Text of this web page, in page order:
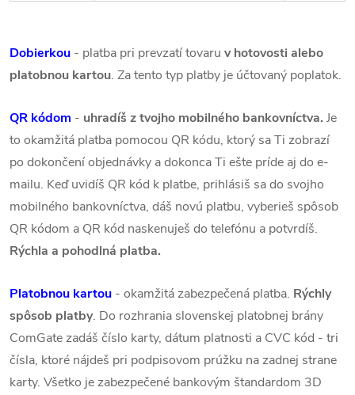
Dobierkou - platba pri prevzatí tovaru v hotovosti alebo
platobnou kartou. Za tento typ platby je účtovaný poplatok.
QR kódom - uhradíš z tvojho mobilného bankovníctva. Je
to okamžitá platba pomocou QR kódu, ktorý sa Ti zobrazí
po dokončení objednávky a dokonca Ti ešte príde aj do e-
mailu. Keď uvidíš QR kód k platbe, prihlásiš sa do svojho
mobilného bankovníctva, dáš novú platbu, vyberieš spôsob
QR kódom a QR kód naskenuješ do telefónu a potvrdíš.
Rýchla a pohodlná platba.
Platobnou kartou - okamžitá zabezpečená platba. Rýchly
spôsob platby. Do rozhrania slovenskej platobnej brány
ComGate zadáš číslo karty, dátum platnosti a CVC kód - tri
čísla, ktoré nájdeš pri podpisovom prúžku na zadnej strane
karty. Všetko je zabezpečené bankovým štandardom 3D